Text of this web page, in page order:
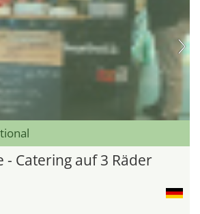
- Catering auf 3 Räder